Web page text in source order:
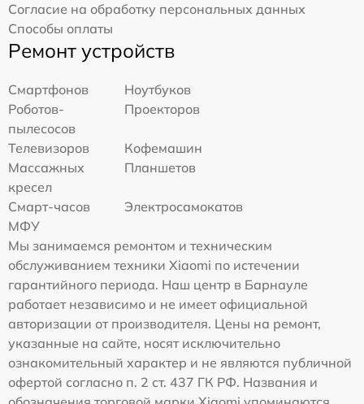
Согласие на обработку персональных данных
Способы оплаты
Ремонт устройств
Смартфонов
Ноутбуков
Роботов-
пылесосов
Проекторов
Телевизоров
Кофемашин
Массажных
кресел
Планшетов
Смарт-часов
Электросамокатов
МФУ
Мы занимаемся ремонтом и техническим
обслуживанием техники Xiaomi по истечении
гарантийного периода. Наш центр в Барнауле
работает независимо и не имеет официальной
авторизации от производителя. Цены на ремонт,
указанные на сайте, носят исключительно
ознакомительный характер и не являются публичной
офертой согласно п. 2 ст. 437 ГК РФ. Названия и